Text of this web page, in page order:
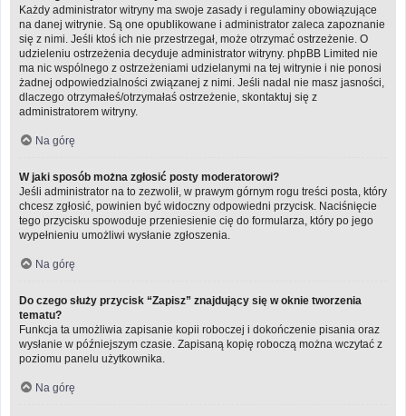
Każdy administrator witryny ma swoje zasady i regulaminy obowiązujące
na danej witrynie. Są one opublikowane i administrator zaleca zapoznanie
się z nimi. Jeśli ktoś ich nie przestrzegał, może otrzymać ostrzeżenie. O
udzieleniu ostrzeżenia decyduje administrator witryny. phpBB Limited nie
ma nic wspólnego z ostrzeżeniami udzielanymi na tej witrynie i nie ponosi
żadnej odpowiedzialności związanej z nimi. Jeśli nadal nie masz jasności,
dlaczego otrzymałeś/otrzymałaś ostrzeżenie, skontaktuj się z
administratorem witryny.
Na górę
W jaki sposób można zgłosić posty moderatorowi?
Jeśli administrator na to zezwolił, w prawym górnym rogu treści posta, który
chcesz zgłosić, powinien być widoczny odpowiedni przycisk. Naciśnięcie
tego przycisku spowoduje przeniesienie cię do formularza, który po jego
wypełnieniu umożliwi wysłanie zgłoszenia.
Na górę
Do czego służy przycisk “Zapisz” znajdujący się w oknie tworzenia
tematu?
Funkcja ta umożliwia zapisanie kopii roboczej i dokończenie pisania oraz
wysłanie w późniejszym czasie. Zapisaną kopię roboczą można wczytać z
poziomu panelu użytkownika.
Na górę